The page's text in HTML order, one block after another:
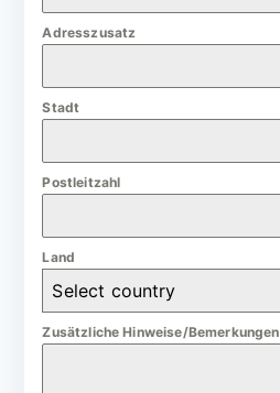
m
a
y
Adresszusatz
Stadt
Postleitzahl
Land
Select country
Zusätzliche Hinweise/Bemerkungen